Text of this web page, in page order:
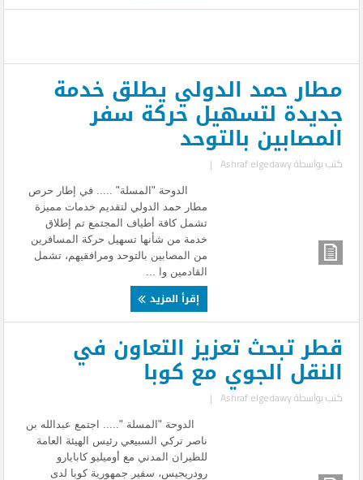
مطار حمد الدولي يطلق خدمة
جديدة لتسهيل حركة سفر
المصابين بالتوحد
كتب بواسطةAshraf elgedawy
|
الدوحة "المسلة" ..... في إطار حرص
مطار حمد الدولي لتقديم خدمات مميزة
تشمل كافة أطياف المجتمع تم إطلاق
خدمة من شأنها تسهيل حركة المسافرين
من المصابين بالتوحد ومرافقيهم، تشمل
القادمين وا ...
إقرأ المزيد
قطر تبحث تعزيز التعاون في
النقل الجوي مع كوبا
كتب بواسطةAshraf elgedawy
|
الدوحة "المسلة "..... اجتمع عبدالله بن
ناصر تركي السبيعي رئيس الهيئة العامة
للطيران المدني مع أوميليو كابايارو
رودريجيس، سفير جمهورية كوبا لدى